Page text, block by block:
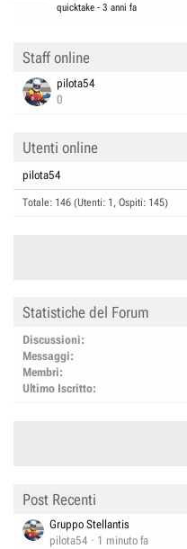
quicktake -3 anni fa
Staff online
pilota54
0
Utenti online
pilota54
Totale: 146 (Utenti: 1, Ospiti: 145)
Statistiche del Forum
Discussioni
Messaggi
Membri
Ultimo Iscritto
Post Recenti
Gruppo Stellantis
pilota54
1 minuto fa